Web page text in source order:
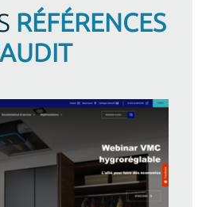
RÉFÉRENCES